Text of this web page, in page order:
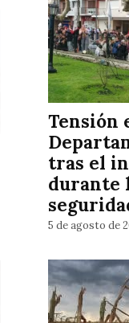
Tensión
tras el
durante
5 de agosto de